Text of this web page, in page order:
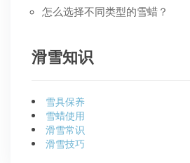
怎么选择不同类型的雪蜡？
滑雪知识
雪具保养
雪蜡使用
滑雪常识
滑雪技巧